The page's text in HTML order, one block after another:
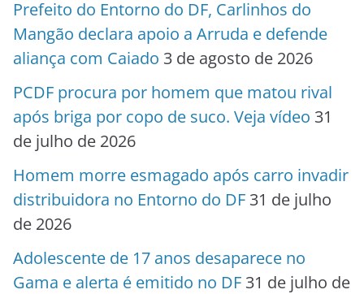
Prefeito do Entorno do DF, Carlinhos do
Mangão declara apoio a Arruda e defende
aliança com Caiado 3 de agosto de 2026
PCDF procura por homem que matou rival
após briga por copo de suco. Veja vídeo 31
de julho de 2026
Homem morre esmagado após carro invadir
distribuidora no Entorno do DF 31 de julho
de 2026
Adolescente de 17 anos desaparece no
Gama e alerta é emitido no DF 31 de julho de